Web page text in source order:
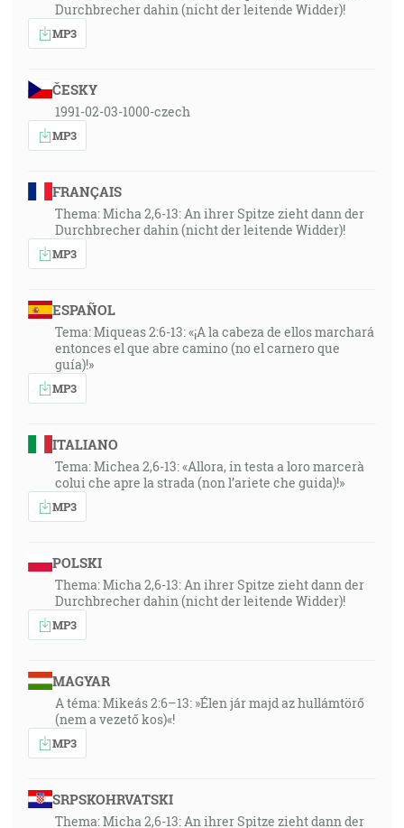
Durchbrecher dahin (nicht der leitende Widder)!
MP3
ČESKY
1991-02-03-1000-czech
MP3
FRANÇAIS
Thema: Micha 2,6-13: An ihrer Spitze zieht dann der
Durchbrecher dahin (nicht der leitende Widder)!
MP3
ESPAÑOL
Tema: Miqueas 2:6-13: «¡A la cabeza de ellos marchará
entonces el que abre camino (no el carnero que
guía)!»
MP3
ITALIANO
Tema: Michea 2,6-13: «Allora, in testa a loro marcerà
colui che apre la strada (non l’ariete che guida)!»
MP3
POLSKI
Thema: Micha 2,6-13: An ihrer Spitze zieht dann der
Durchbrecher dahin (nicht der leitende Widder)!
MP3
MAGYAR
A téma: Mikeás 2:6–13: »Élen jár majd az hullámtörő
(nem a vezető kos)«!
MP3
SRPSKOHRVATSKI
Thema: Micha 2,6-13: An ihrer Spitze zieht dann der